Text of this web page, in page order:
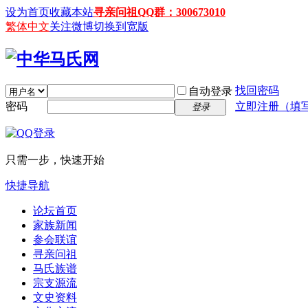
设为首页收藏本站寻亲问祖QQ群：300673010
繁体中文关注微博切换到宽版
自动登录 找回密码
密码
登录 立即注册（填
只需一步，快速开始
快捷导航
论坛首页
家族新闻
参会联谊
寻亲问祖
马氏族谱
宗支源流
文史资料